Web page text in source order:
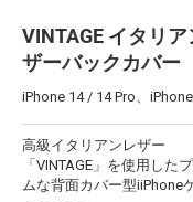
VINTAGE イタリア
ザーバックカバー
iPhone 14 / 14 Pro、
高級イタリアンレザー
「VINTAGE」を使用した
ムな背面カバー型iiPhone